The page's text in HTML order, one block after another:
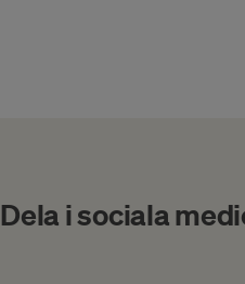
Dela i sociala